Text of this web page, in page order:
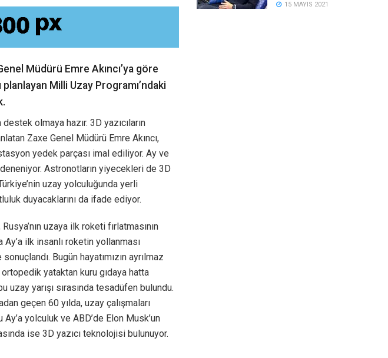
Müdürü Emre Akıncı’ya göre
planlayan Milli Uzay Programı’ndaki
olmaya hazır. 3D yazıcıların
Zaxe Genel Müdürü Emre Akıncı,
yedek parçası imal ediliyor. Ay ve
Astronotların yiyecekleri de 3D
uzay yolculuğunda yerli
duyacaklarını da ifade ediyor.
uzaya ilk roketi fırlatmasının
Ay’a ilk insanlı roketin yollanması
Bugün hayatımızın ayrılmaz
yataktan kuru gıdaya hatta
yarışı sırasında tesadüfen bulundu.
geçen 60 yılda, uzay çalışmaları
yolculuk ve ABD’de Elon Musk’un
ise 3D yazıcı teknolojisi bulunuyor.
15 MAYIS 2021